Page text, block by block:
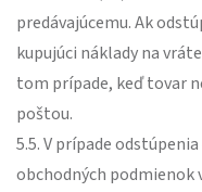
predávajúcemu. Ak
kupujúci náklady na
tom prípade, keď tovar
poštou.
5.5. V prípade
obchodných podmienok